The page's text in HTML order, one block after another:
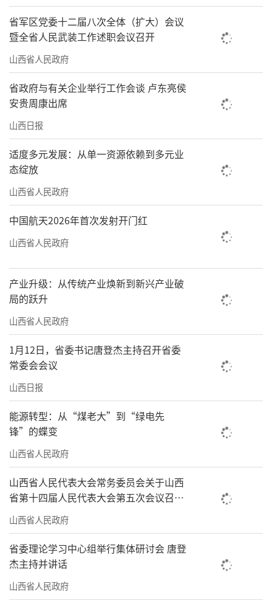
省军区党委十二届八次全体（扩大）会议
暨全省人民武装工作述职会议召开
山西省人民政府
省政府与有关企业举行工作会谈 卢东亮侯
安贵周康出席
山西日报
适度多元发展：从单一资源依赖到多元业
态绽放
山西省人民政府
中国航天2026年首次发射开门红
山西省人民政府
产业升级：从传统产业焕新到新兴产业破
局的跃升
山西省人民政府
1月12日，省委书记唐登杰主持召开省委
常委会会议
山西日报
能源转型：从“煤老大”到“绿电先
锋”的蝶变
山西省人民政府
山西省人民代表大会常务委员会关于山西
省第十四届人民代表大会第五次会议召开
时间的决定
山西省人民政府
省委理论学习中心组举行集体研讨会 唐登
杰主持并讲话
山西省人民政府